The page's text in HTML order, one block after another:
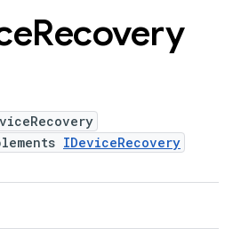
Recovery
IDeviceRecovery